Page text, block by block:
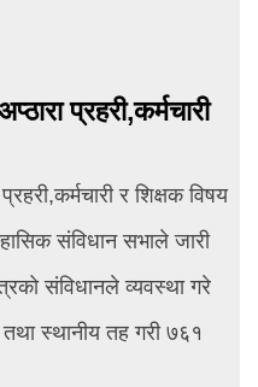
प्रहरी,कर्मचारी
र शिक्षक विषय
संविधान सभाले जारी
संविधानले व्यवस्था गरे
स्थानीय तह गरी ७६१